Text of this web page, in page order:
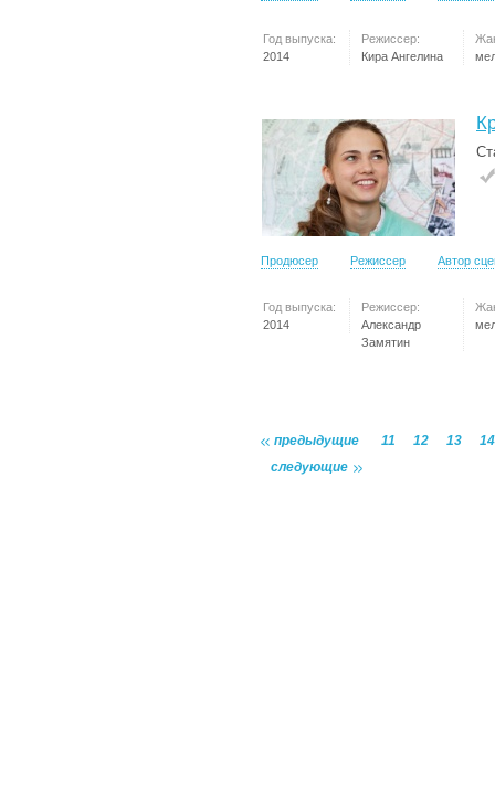
Год выпуска:
2014
Режиссер:
Кира Ангелина
Продюсер Режиссер Автор
Год выпуска:
2014
Режиссер:
Александр
Замятин
предыдущие 11 12 13
14
следующие